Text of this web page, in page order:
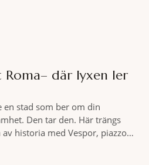
Roma– där lyxen ler
en stad som ber om din
Den tar den. Här trängs
historia med Vespor, piazzor